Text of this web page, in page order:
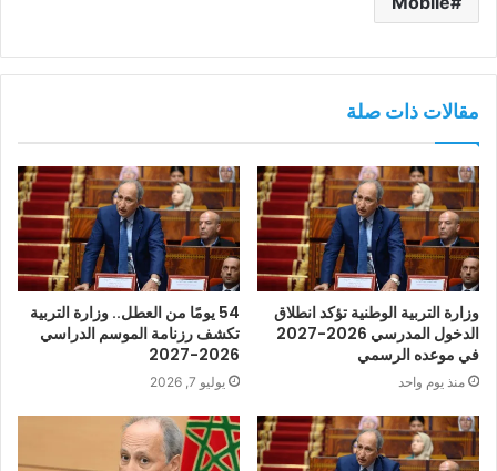
مقالات ذات صلة
وزارة التربية الوطنية تؤكد انطلاق
الدخول المدرسي 2026-2027
في موعده الرسمي
منذ يوم واحد
54 يومًا من العطل.. وزارة التربية
تكشف رزنامة الموسم الدراسي
2026-2027
يوليو 7, 2026